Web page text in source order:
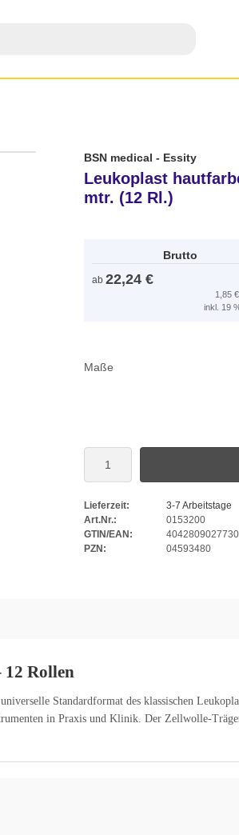
BSN medical - Essity
Leukoplast
mtr. (12 Rl.)
Brutto
ab 22,24 €
1,85
inkl. 19
Maße
Lieferzeit:
3-7 Arbeitstage
Art.Nr.:
0153200
GTIN/EAN:
4042809027730
PZN:
04593480
12 Rollen
Standardformat des klassischen
in Praxis und Klinik. Der Zellwolle-